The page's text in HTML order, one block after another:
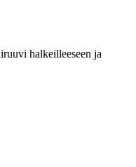
halkeilleeseen ja